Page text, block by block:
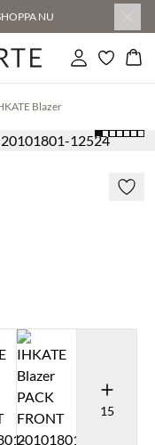
NU
Logga in
Blazer
15